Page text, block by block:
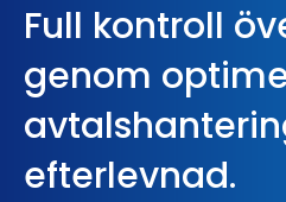
Full kontroll
genom
efterlevnad.